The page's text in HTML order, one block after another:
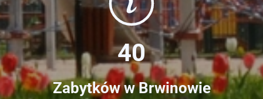
40
Zabytków w Brwinowie